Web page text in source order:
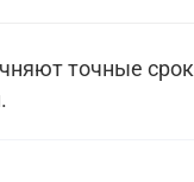
точные